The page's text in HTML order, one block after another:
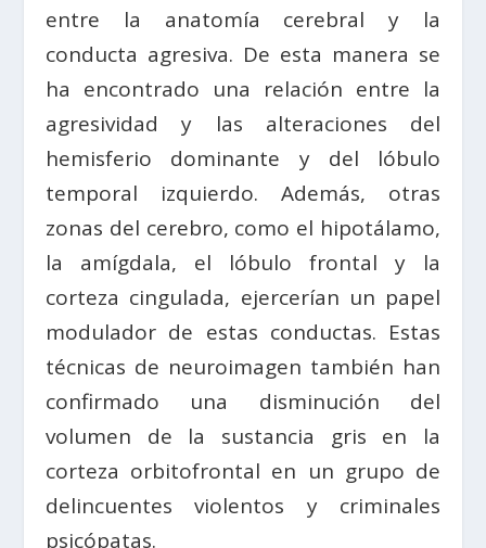
entre la anatomía cerebral y la
conducta agresiva. De esta manera se
ha encontrado una relación entre la
agresividad y las alteraciones del
hemisferio dominante y del lóbulo
temporal izquierdo. Además, otras
zonas del cerebro, como el hipotálamo,
la amígdala, el lóbulo frontal y la
corteza cingulada, ejercerían un papel
modulador de estas conductas. Estas
técnicas de neuroimagen también han
confirmado una disminución del
volumen de la sustancia gris en la
corteza orbitofrontal en un grupo de
delincuentes violentos y criminales
psicópatas.